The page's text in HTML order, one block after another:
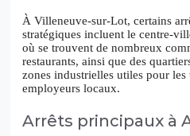
À Villeneuve-sur-Lot, certains
stratégiques incluent le centre-
où se trouvent de nombreux
restaurants, ainsi que des
zones industrielles utiles pour les
employeurs locaux.
Arrêts principaux à